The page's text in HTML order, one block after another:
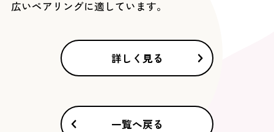
広いペアリングに適しています。
詳しく見る
一覧へ戻る